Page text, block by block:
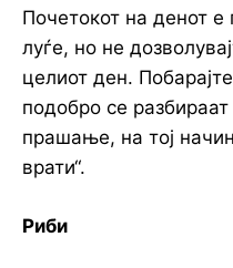
Почетокот на денот е
луѓе, но не
целиот ден.
подобро се
прашање, на тој
врати“.
Риби